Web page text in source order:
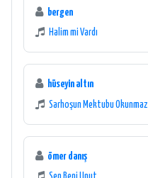
bergen
Halim mi Vardı
hüseyin altın
Sarhoşun Mektubu Okunmaz
ömer danış